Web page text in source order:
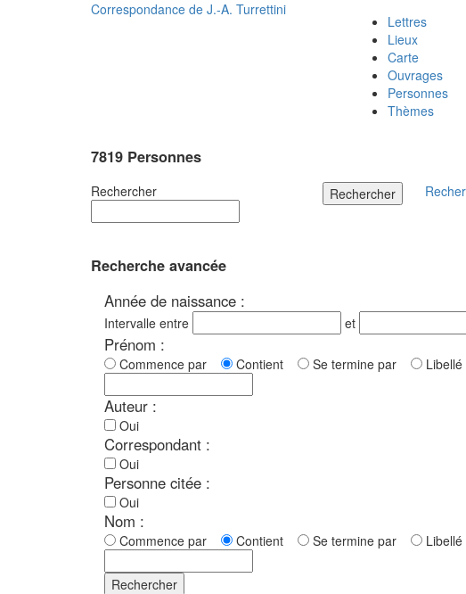
Correspondance de J.-A. Turrettini
Lettres
Lieux
Carte
Ouvrages
Personnes
Thèmes
7819 Personnes
Rechercher Rechercher
Recherche avancée
Année de naissance :
Intervalle entre et
Prénom :
Commence par Contient Se termine par
Auteur :
Oui
Correspondant :
Oui
Personne citée :
Oui
Nom :
Commence par Contient Se termine par
Rechercher